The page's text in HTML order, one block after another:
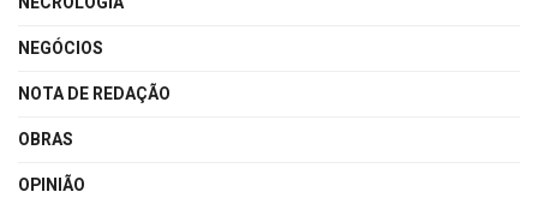
NEGÓCIOS
NOTA DE REDAÇÃO
OBRAS
OPINIÃO